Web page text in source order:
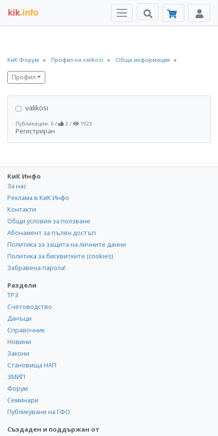
kik.info
КиК Форум Профил на valikosi Обща информация
Профил
valikosi
Публикации: 6 / 2 / 1923
Регистриран
КиК Инфо
За нас
Реклама в КиК Инфо
Контакти
Общи условия за ползване
Абонамент за пълен достъп
Политика за защита на личните данни
Политика за бисквитките (cookies)
Забравена парола!
Раздели
ТРЗ
Счетоводство
Данъци
Справочник
Новини
Закони
Становища НАП
ЗМИП
Форум
Семинари
Публикуване на ГФО
Създаден и поддържан от